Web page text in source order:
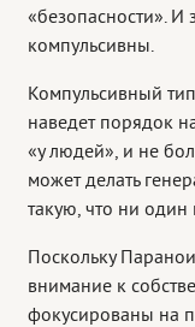
«безопасности». И
компульсивны.
Компульсивный
наведет порядок
«у людей», и не
может делать
такую, что ни
Поскольку
внимание к
фокусированы на